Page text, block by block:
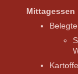
Mittagessen